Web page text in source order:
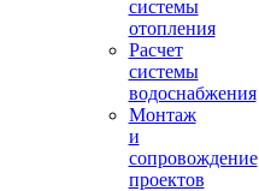
системы
отопления
Расчет
системы
водоснабжения
Монтаж
и
сопровождение
проектов